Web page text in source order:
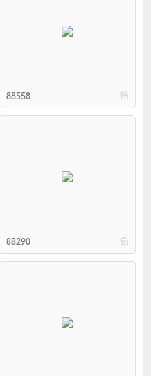
b
88558
b
88290